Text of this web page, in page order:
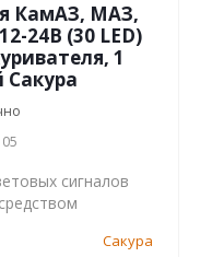
КамАЗ, МАЗ,
24В (30 LED)
1
сигналов
Сакура